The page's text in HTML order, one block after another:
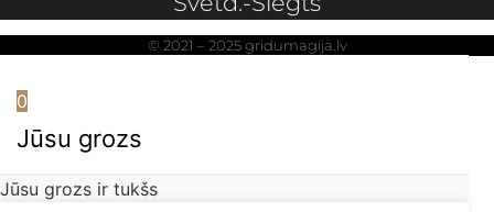
© 2021 – 2025 gridumagija.lv
0
Jūsu grozs
Jūsu grozs ir tukšs